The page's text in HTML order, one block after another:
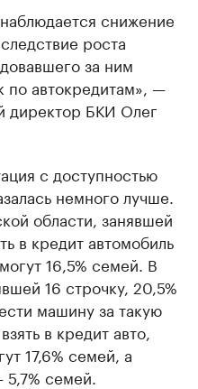
снижение
роста
за ним
по автокредитам», —
директор БКИ Олег
с доступностью
немного лучше.
области, занявшей
в кредит автомобиль
16,5% семей. В
16 строчку, 20,5%
машину за такую
в кредит авто,
17,6% семей, а
семей.